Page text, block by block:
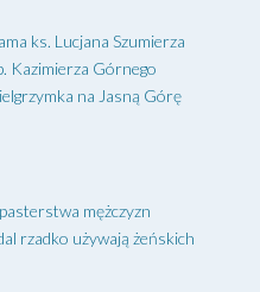
ks. Lucjana Szumierza
Kazimierza Górnego
na Jasną Górę
mężczyzn
rzadko używają żeńskich